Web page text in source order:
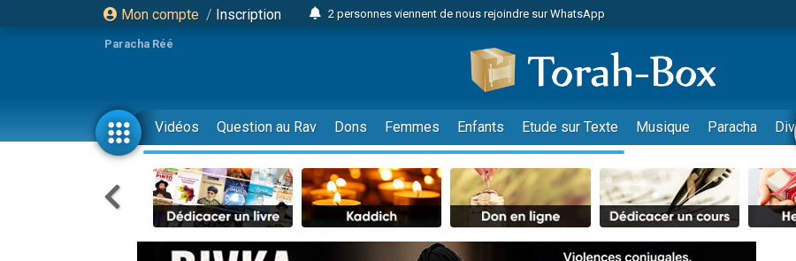
Mon compte / Inscription
2 personnes viennent de nous rejoindre sur WhatsApp
2 nouvelles musiques dans Torah-Box Music
8 personnes viennent de faire un don pour Tsédaka : pauvres d'Israel
4 personnes viennent de faire un don pour Diane, 80 ans, dans un appartement
Nouvelle émission radio : Visions de grandeur n°104 : Le Chabbath et le Birkat Hamazone à
61 personnes viennent de demander une bénédiction
39 personnes viennent de faire un don pour Sauvez la jambe de Yohan
Il reste 49 places pour étudier en groupe sur Zoom
Ariel vient de donner son Maasser
Paracha Réé
Vidéos Question au Rav Dons Femmes Enfants Etude sur Texte Musique Paracha